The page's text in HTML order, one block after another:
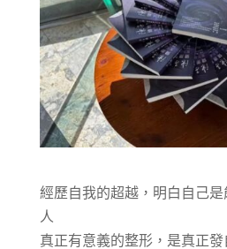
經歷自我的超越，明白自己
人
真正有意義的整形，是真正